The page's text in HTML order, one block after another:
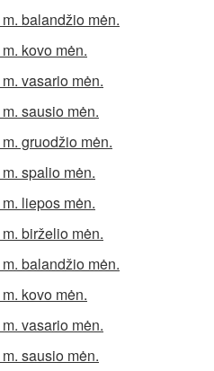
balandžio mėn.
kovo mėn.
vasario mėn.
sausio mėn.
gruodžio mėn.
spalio mėn.
liepos mėn.
birželio mėn.
balandžio mėn.
kovo mėn.
vasario mėn.
sausio mėn.